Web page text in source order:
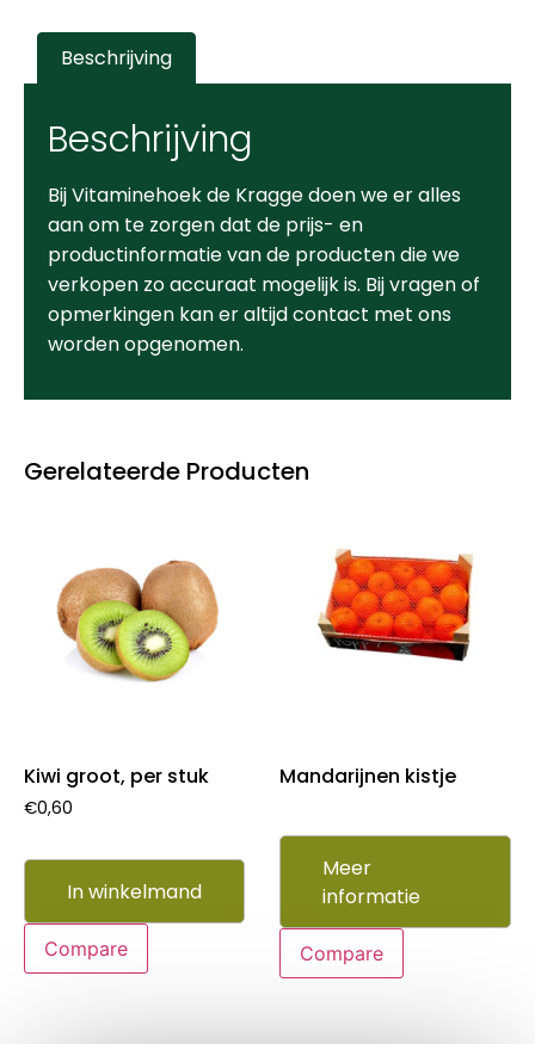
Gerelateerde Producten
Kiwi groot, per stuk
€0,60
In winkelmand
Compare
Mandarijnen kistje
Meer
informatie
Compare
Beschrijving
Beschrijving
Bij Vitaminehoek de Kragge doen we er alles
aan om te zorgen dat de prijs- en
productinformatie van de producten die we
verkopen zo accuraat mogelijk is. Bij vragen of
opmerkingen kan er altijd contact met ons
worden opgenomen.